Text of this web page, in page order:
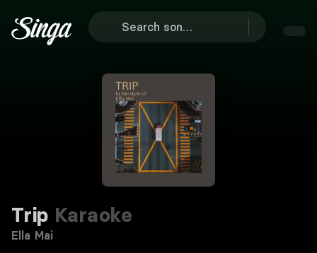
Trip Karaoke
Ella Mai